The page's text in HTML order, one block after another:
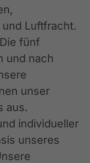
Luftfracht.
fünf
und nach
unser
aus.
individueller
unseres